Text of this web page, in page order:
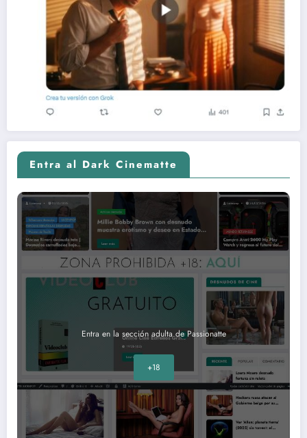
Entra al Dark Cinematte
Entra en la sección adulta de Passionatte
+18